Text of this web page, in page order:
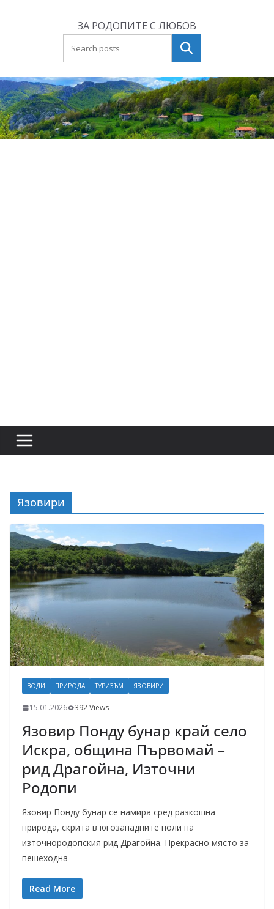
ЗА РОДОПИТЕ С ЛЮБОВ
Търсене
Язовири
ВОДИ ПРИРОДА ТУРИЗЪМ ЯЗОВИРИ
15.01.2026 392 Views
Язовир Понду бунар край село
Искра, община Първомай –
рид Драгойна, Източни
Родопи
Язовир Понду бунар се намира сред разкошна
природа, скрита в югозападните поли на
източнородопския рид Драгойна. Прекрасно място за
пешеходна
Read More